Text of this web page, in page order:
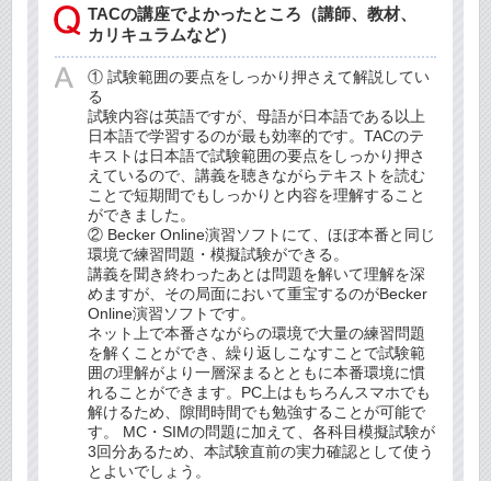
TACの講座でよかったところ（講師、教材、
カリキュラムなど）
① 試験範囲の要点をしっかり押さえて解説してい
る
試験内容は英語ですが、母語が日本語である以上
日本語で学習するのが最も効率的です。TACのテ
キストは日本語で試験範囲の要点をしっかり押さ
えているので、講義を聴きながらテキストを読む
ことで短期間でもしっかりと内容を理解すること
ができました。
② Becker Online演習ソフトにて、ほぼ本番と同じ
環境で練習問題・模擬試験ができる。
講義を聞き終わったあとは問題を解いて理解を深
めますが、その局面において重宝するのがBecker
Online演習ソフトです。
ネット上で本番さながらの環境で大量の練習問題
を解くことができ、繰り返しこなすことで試験範
囲の理解がより一層深まるとともに本番環境に慣
れることができます。PC上はもちろんスマホでも
解けるため、隙間時間でも勉強することが可能で
す。 MC・SIMの問題に加えて、各科目模擬試験が
3回分あるため、本試験直前の実力確認として使う
とよいでしょう。